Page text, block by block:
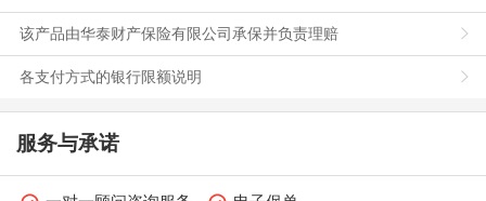
该产品由华泰财产保险有限公司承保并负责理赔
各支付方式的银行限额说明
服务与承诺